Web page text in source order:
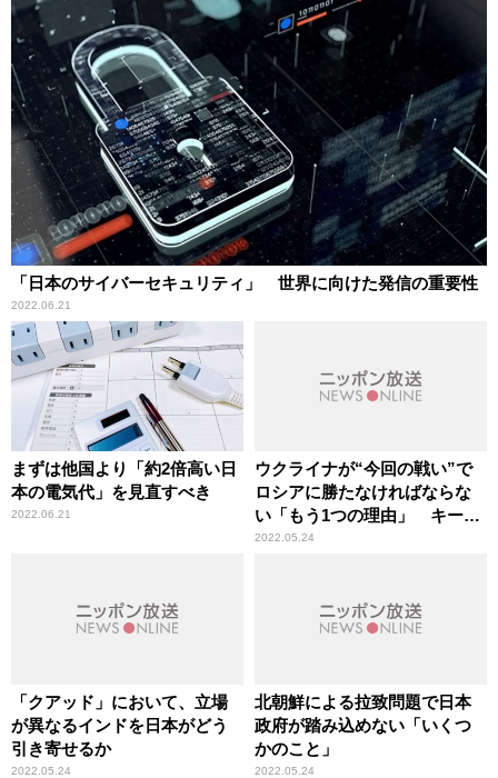
「日本のサイバーセキュリティ」 世界に向けた発信の重要性
2022.06.21
まずは他国より「約2倍高い日
本の電気代」を見直すべき
2022.06.21
ウクライナが“今回の戦い”で
ロシアに勝たなければならな
い「もう1つの理由」 キーウ
出身の国際政治学者が語る
2022.05.24
「クアッド」において、立場
が異なるインドを日本がどう
引き寄せるか
2022.05.24
北朝鮮による拉致問題で日本
政府が踏み込めない「いくつ
かのこと」
2022.05.24